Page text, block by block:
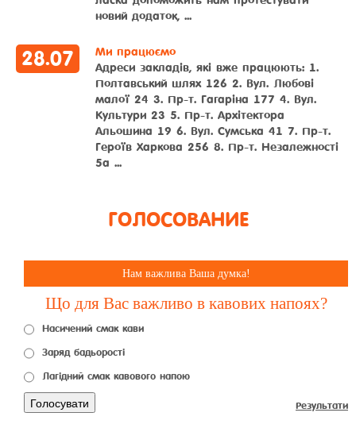
новий додаток, ...
28.07
Ми працюємо
Адреси закладів, які вже працюють: 1.
Полтавський шлях 126 2. Вул. Любові
малої 24 3. Пр-т. Гагаріна 177 4. Вул.
Культури 23 5. Пр-т. Архітектора
Альошина 19 6. Вул. Сумська 41 7. Пр-т.
Героїв Харкова 256 8. Пр-т. Незалежності
5а ...
ГОЛОСОВАНИЕ
Нам важлива Ваша думка!
Що для Вас важливо в кавових напоях?
Насичений смак кави
Заряд бадьорості
Лагідний смак кавового напою
Голосувати Результати